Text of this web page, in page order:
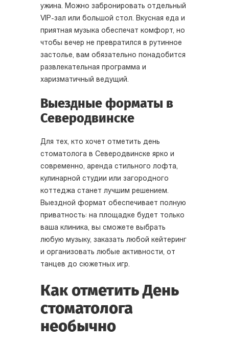
ужина. Можно забронировать отдельный
VIP-зал или большой стол. Вкусная еда и
приятная музыка обеспечат комфорт, но
чтобы вечер не превратился в рутинное
застолье, вам обязательно понадобится
развлекательная программа и
харизматичный ведущий.
Выездные форматы в
Северодвинске
Для тех, кто хочет отметить день
стоматолога в Северодвинске ярко и
современно, аренда стильного лофта,
кулинарной студии или загородного
коттеджа станет лучшим решением.
Выездной формат обеспечивает полную
приватность: на площадке будет только
ваша клиника, вы сможете выбрать
любую музыку, заказать любой кейтеринг
и организовать любые активности, от
танцев до сюжетных игр.
Как отметить День
стоматолога
необычно